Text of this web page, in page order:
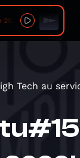
08 06 - 4 eco
Tech au